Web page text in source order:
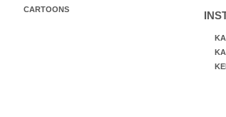
CARTOONS